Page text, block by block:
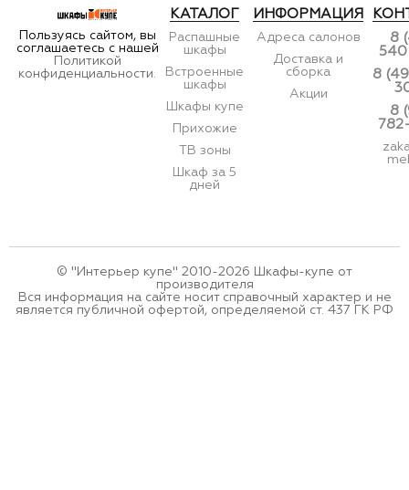
Пользуясь сайтом, вы
соглашаетесь с нашей
Политикой
конфиденциальности.
КАТАЛОГ
Распашные
шкафы
Встроенные
шкафы
Шкафы купе
Прихожие
ТВ зоны
Шкаф за 5
дней
ИНФОРМАЦИЯ
Адреса салонов
Доставка и
сборка
Акции
8
8
8
© "Интерьер купе" 2010-2026 Шкафы-купе от
производителя
Вся информация на сайте носит справочный характер и не
является публичной офертой, определяемой ст. 437 ГК РФ